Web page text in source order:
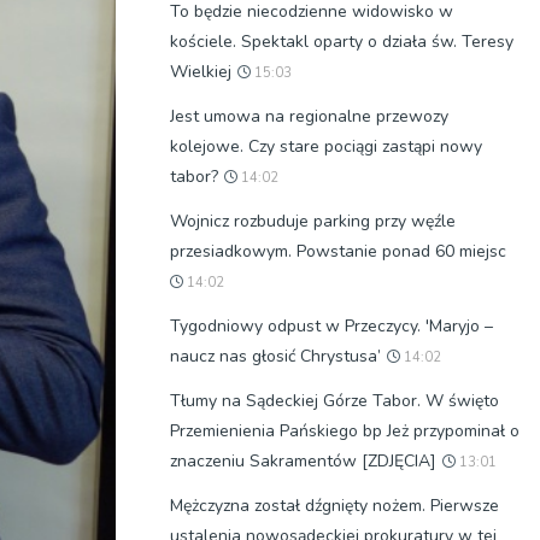
To będzie niecodzienne widowisko w
kościele. Spektakl oparty o działa św. Teresy
Wielkiej
15:03
Jest umowa na regionalne przewozy
kolejowe. Czy stare pociągi zastąpi nowy
tabor?
14:02
Wojnicz rozbuduje parking przy węźle
przesiadkowym. Powstanie ponad 60 miejsc
14:02
Tygodniowy odpust w Przeczycy. 'Maryjo –
naucz nas głosić Chrystusa’
14:02
Tłumy na Sądeckiej Górze Tabor. W święto
Przemienienia Pańskiego bp Jeż przypominał o
znaczeniu Sakramentów [ZDJĘCIA]
13:01
Mężczyzna został dźgnięty nożem. Pierwsze